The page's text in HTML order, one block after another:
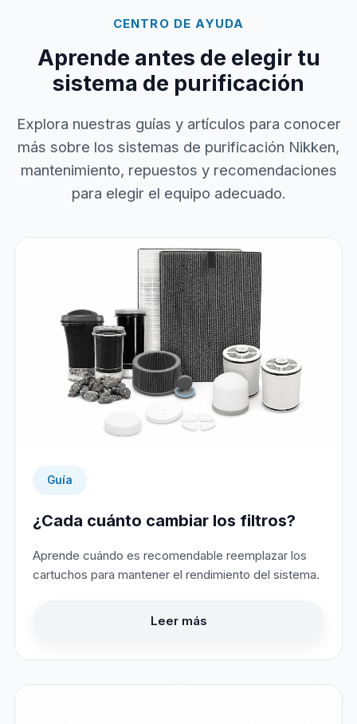
CENTRO DE AYUDA
Aprende antes de elegir tu
sistema de purificación
Explora nuestras guías y artículos para conocer
más sobre los sistemas de purificación Nikken,
mantenimiento, repuestos y recomendaciones
para elegir el equipo adecuado.
Guía
¿Cada cuánto cambiar los filtros?
Aprende cuándo es recomendable reemplazar los
cartuchos para mantener el rendimiento del sistema.
Leer más